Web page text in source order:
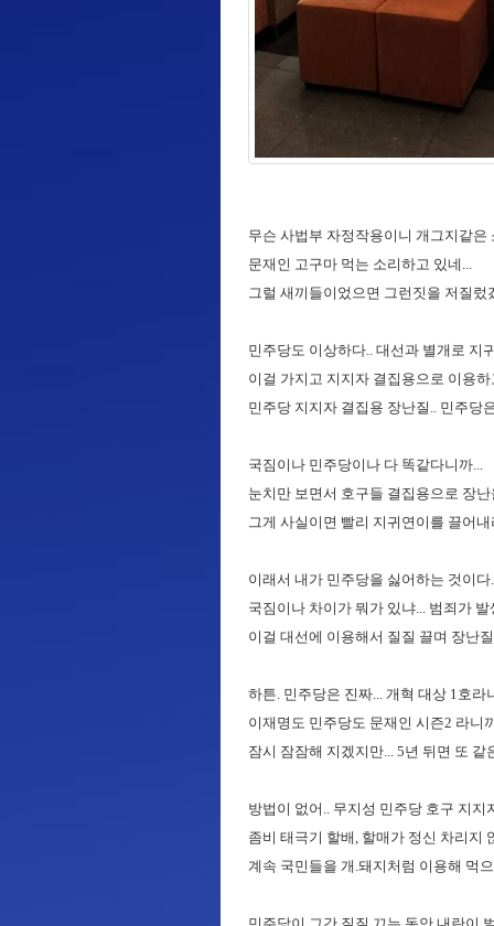
무슨 사법부 자정작용이니 개그지같은
문재인 고구마 먹는 소리하고 있네...
그럴 새끼들이었으면 그런짓을 저질렀
민주당도 이상하다.. 대선과 별개로 지
이걸 가지고 지지자 결집용으로 이용
민주당 지지자 결집용 장난질.. 민주당
국짐이나 민주당이나 다 똑같다니까...
눈치만 보면서 호구들 결집용으로 장
그게 사실이면 빨리 지귀연이를 끌어
이래서 내가 민주당을 싫어하는 것이다.
국짐이나 차이가 뭐가 있냐... 범죄가
이걸 대선에 이용해서 질질 끌며 장난
하튼. 민주당은 진짜... 개혁 대상 1호라
이재명도 민주당도 문재인 시즌2 라니
잠시 잠잠해 지겠지만... 5년 뒤면 또 같
방법이 없어.. 무지성 민주당 호구 지지
좀비 태극기 할배, 할매가 정신 차리지
계속 국민들을 개.돼지처럼 이용해 먹